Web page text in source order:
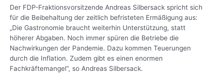
Der FDP-Fraktionsvorsitzende Andreas Silbersack spricht sich
für die Beibehaltung der zeitlich befristeten Ermäßigung aus:
„Die Gastronomie braucht weiterhin Unterstützung, statt
höherer Abgaben. Noch immer spüren die Betriebe die
Nachwirkungen der Pandemie. Dazu kommen Teuerungen
durch die Inflation. Zudem gibt es einen enormen
Fachkräftemangel“, so Andreas Silbersack.